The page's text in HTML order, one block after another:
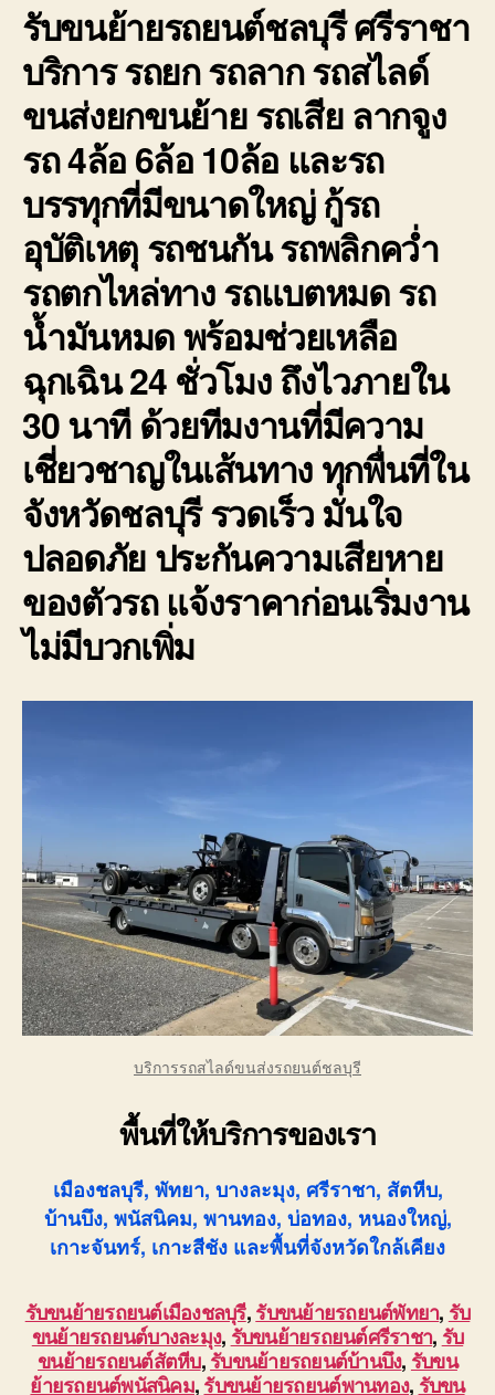
ศรีร
ราคา
รับขนย้ายรถยนต์ชลบุรี ศรีราชา
บริการ รถยก รถลาก รถสไลด์
ขนส่งยกขนย้าย รถเสีย ลากจูง
รถ 4ล้อ 6ล้อ 10ล้อ และรถ
บรรทุกที่มีขนาดใหญ่ กู้รถ
อุบัติเหตุ รถชนกัน รถพลิกคว่ำ
รถตกไหล่ทาง รถแบตหมด รถ
น้ำมันหมด พร้อมช่วยเหลือ
ฉุกเฉิน 24 ชั่วโมง ถึงไวภายใน
30 นาที ด้วยทีมงานที่มีความ
เชี่ยวชาญในเส้นทาง ทุกพื่นที่ใน
จังหวัดชลบุรี รวดเร็ว มั่นใจ
ปลอดภัย ประกันความเสียหาย
ของตัวรถ แจ้งราคาก่อนเริ่มงาน
ไม่มีบวกเพิ่ม
บริการรถสไลด์ขนส่งรถยนต์ชลบุรี
พื้นที่ให้บริการของเรา
เมืองชลบุรี, พัทยา, บางละมุง, ศรีราชา, สัตหีบ,
บ้านบึง, พนัสนิคม, พานทอง, บ่อทอง, หนองใหญ่,
เกาะจันทร์, เกาะสีชัง และพื้นที่จังหวัดใกล้เคียง
รับขนย้ายรถยนต์เมืองชลบุรี,รับขนย้ายรถยนต์พัทยา, รับ
ขนย้ายรถยนต์บางละมุง, รับขนย้ายรถยนต์ศรีราชา, รับ
ขนย้ายรถยนต์สัตหีบ,รับขนย้ายรถยนต์บ้านบึง, รับขน
ย้ายรถยนต์พนัสนิคม,รับขนย้ายรถยนต์พานทอง, รับขน